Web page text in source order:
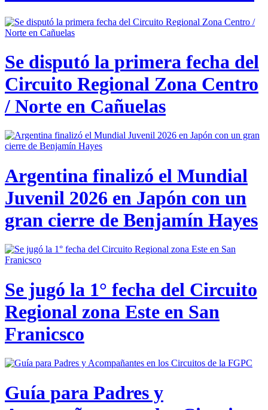
Se disputó la primera fecha del
Circuito Regional Zona Centro
/ Norte en Cañuelas
Argentina finalizó el Mundial
Juvenil 2026 en Japón con un
gran cierre de Benjamín Hayes
Se jugó la 1° fecha del Circuito
Regional zona Este en San
Franicsco
Guía para Padres y